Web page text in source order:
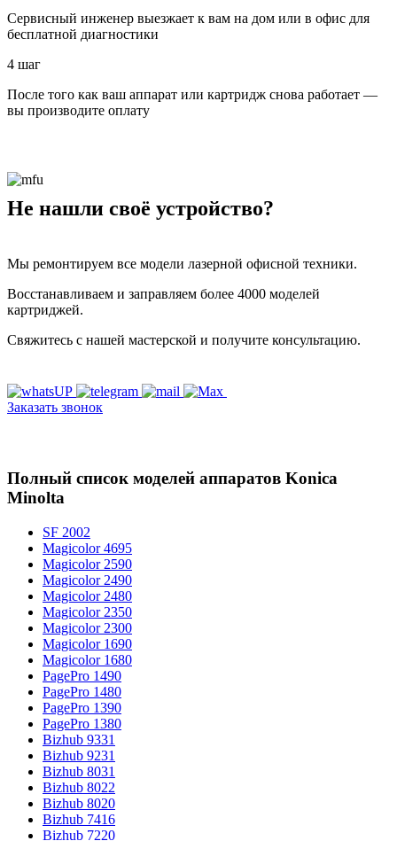
Сервисный инженер выезжает к вам на дом или в офис для
бесплатной диагностики
4 шаг
После того как ваш аппарат или картридж снова работает —
вы производите оплату
Не нашли своё устройство?
Мы ремонтируем все модели лазерной офисной техники.
Восстанавливаем и заправляем более 4000 моделей
картриджей.
Свяжитесь с нашей мастерской и получите консультацию.
Заказать звонок
Полный список моделей аппаратов Konica
Minolta
SF 2002
Magicolor 4695
Magicolor 2590
Magicolor 2490
Magicolor 2480
Magicolor 2350
Magicolor 2300
Magicolor 1690
Magicolor 1680
PagePro 1490
PagePro 1480
PagePro 1390
PagePro 1380
Bizhub 9331
Bizhub 9231
Bizhub 8031
Bizhub 8022
Bizhub 8020
Bizhub 7416
Bizhub 7220